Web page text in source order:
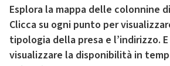
Esplora la mappa delle colonnine
Clicca su ogni punto per
tipologia della presa e l’indirizzo.
visualizzare la disponibilità in